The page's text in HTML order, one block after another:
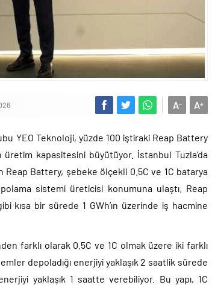
A+
A-
YEO Teknoloji, yüzde 100 iştiraki Reap Battery
kapasitesini büyütüyor. İstanbul Tuzla’da
Reap Battery, şebeke ölçekli 0.5C ve 1C batarya
sistemi üreticisi konumuna ulaştı. Reap
kısa bir sürede 1 GWh’ın üzerinde iş hacmine
farklı olarak 0.5C ve 1C olmak üzere iki farklı
depoladığı enerjiyi yaklaşık 2 saatlik sürede
yaklaşık 1 saatte verebiliyor. Bu yapı, 1C